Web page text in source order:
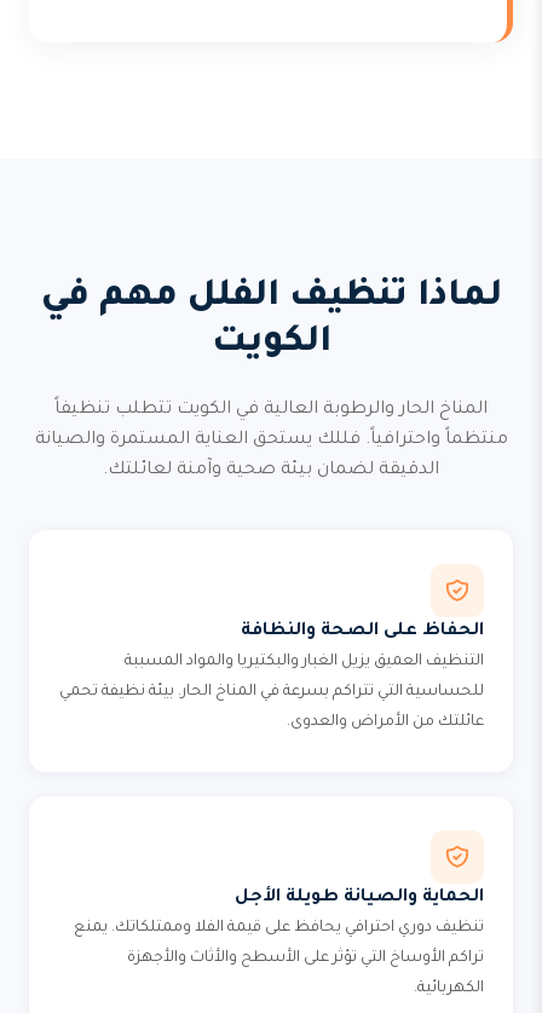
لماذا تنظيف الفلل مهم في
الكويت
المناخ الحار والرطوبة العالية في الكويت تتطلب تنظيفاً
منتظماً واحترافياً. فللك يستحق العناية المستمرة والصيانة
الدقيقة لضمان بيئة صحية وآمنة لعائلتك.
الحفاظ على الصحة والنظافة
التنظيف العميق يزيل الغبار والبكتيريا والمواد المسببة
للحساسية التي تتراكم بسرعة في المناخ الحار. بيئة نظيفة تحمي
عائلتك من الأمراض والعدوى.
الحماية والصيانة طويلة الأجل
تنظيف دوري احترافي يحافظ على قيمة الفلا وممتلكاتك. يمنع
تراكم الأوساخ التي تؤثر على الأسطح والأثاث والأجهزة
الكهربائية.